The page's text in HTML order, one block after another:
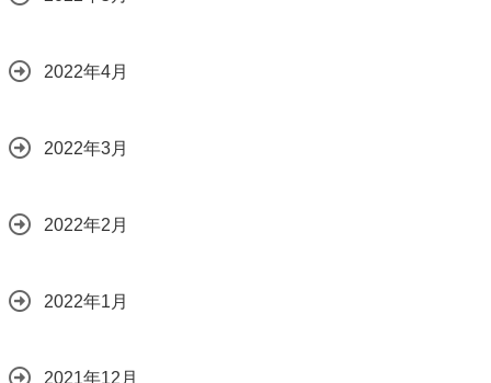
2022年4月
2022年3月
2022年2月
2022年1月
2021年12月